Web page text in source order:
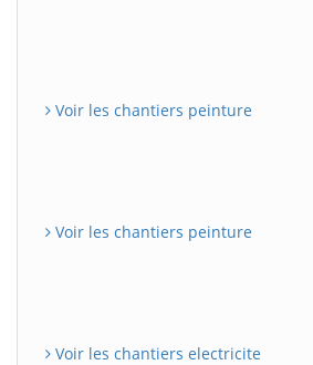
Voir les chantiers peinture
Voir les chantiers peinture
Voir les chantiers electricite